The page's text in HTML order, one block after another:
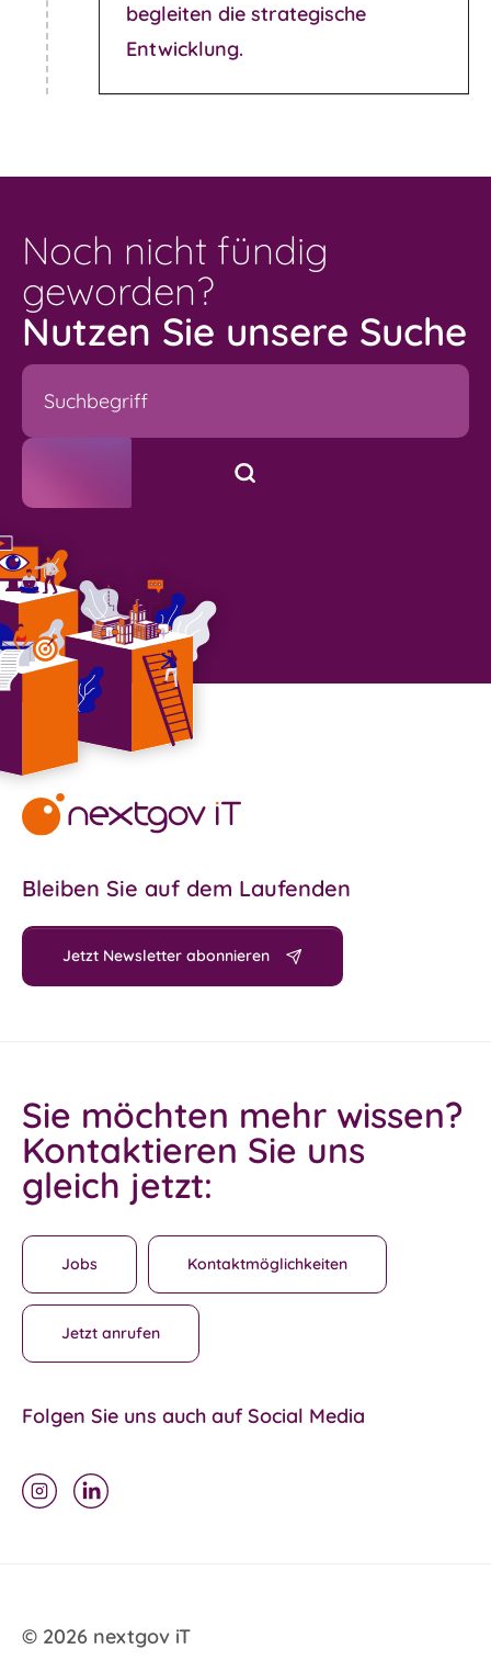
begleiten die strategische
Entwicklung.
Noch nicht fündig
geworden?
Nutzen Sie unsere Suche
Bleiben Sie auf dem Laufenden
Jetzt Newsletter abonnieren
Sie möchten mehr wissen?
Kontaktieren Sie uns
gleich jetzt:
Jobs Kontaktmöglichkeiten
Jetzt anrufen
Folgen Sie uns auch auf Social Media
© 2026 nextgov iT